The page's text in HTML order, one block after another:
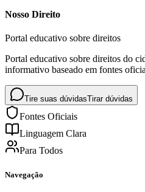
Nosso Direito
Portal educativo sobre direitos
Portal educativo sobre direitos do
informativo baseado em fontes
Tire suas dúvidasTirar dúvidas
Fontes Oficiais
Linguagem Clara
Para Todos
Navegação